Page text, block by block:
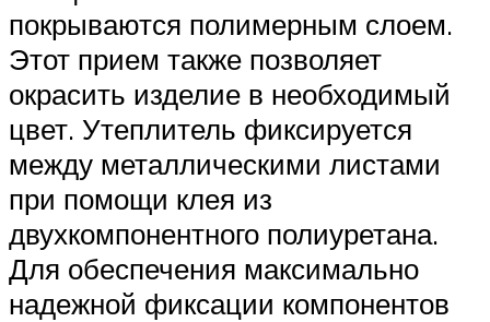
покрываются полимерным слоем.
Этот прием также позволяет
окрасить изделие в необходимый
цвет. Утеплитель фиксируется
между металлическими листами
при помощи клея из
двухкомпонентного полиуретана.
Для обеспечения максимально
надежной фиксации компонентов